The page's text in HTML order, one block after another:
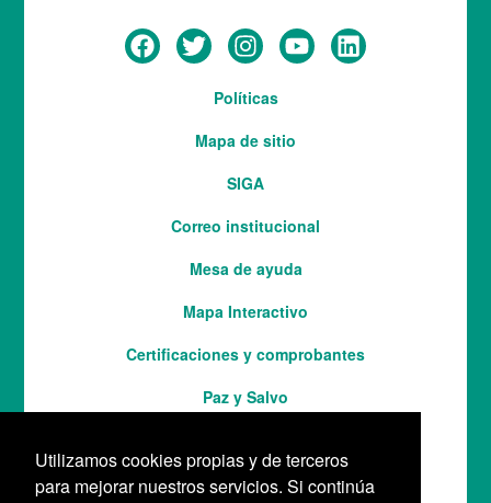
Utilizamos cookies propias y de terceros
para mejorar nuestros servicios. Si continúa
Políticas
Mapa de sitio
SIGA
Correo institucional
Mesa de ayuda
Mapa Interactivo
ServicesCertificaciones y comprobantes
Paz y Salvo